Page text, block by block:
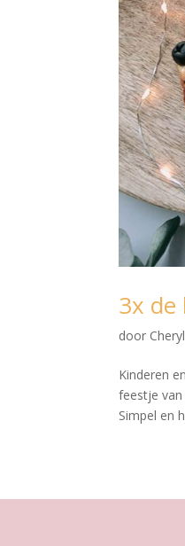
3x de
door Cheryl
Kinderen
feestje
Simpel en